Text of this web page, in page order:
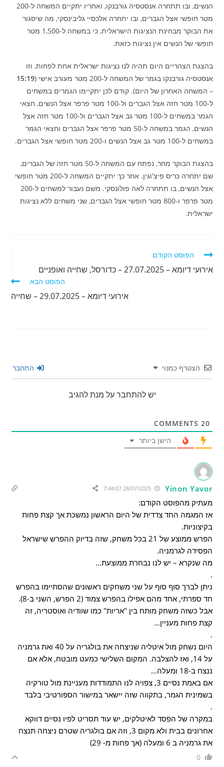
הנשים, ובו תתחרה אנסטסיה גורבנקו, ואחריו יתקיים המשחה ל-200
מטר חופשי אצל הגברים, ובו יתחרה אלכסיי גליבינסקי, מה שיסגור
את הבוקר מבחינת הנציגות הישראלית, כי במשחה ל-1,500 מטר
חופשי של הנשים אין נציגות כזאת.
בהצגת הצהריים היום תהיה לנו נציגות ישראלית אחת לפחות, וזו
אנסטסיה גורבנקו בגמר של המשחה ל-200 מטר מעורב אישי (
15:19
– המשחה האחרון של היום). קודם לכן יתקיימו הגמרים במשחים
ל-100 מטר חזה אצל הגברים ול-100 מטר פרפר אצל הנשים, חצאי
הגמר במשחים ל-100 מטר גב אצל הגברים ול-100 מטר חזה אצל
הנשים, הגמר במשחה ל-50 מטר פרפר אצל הגברים וחצאי הגמר
במשחים ל-100 מטר גב אצל הנשים ו-200 מטר חופשי אצל הגברים.
בהצגת הבוקר מחר, נפתח עם המשחה ל-50 מטר חזה של הגברים,
שם יתחרה כריס פיצ'וגין. אחר כך יתקיים המשחה ל-200 מטר חופשי
אצל הנשים, בו תתחרה לאה פולונסקי. משם נעבור למשחים ל-200
מטר פרפר ו-800 מטר חופשי אצל הגברים, שני משחים ללא נציגות
ישראלית.
לקרוא
נוספים
הפוסט הקודם
אירועי דיומא – 27.07.2025 – כדורסל, שחייה ואופניים
הפוסט הבא
אירועי דיומא – 29.07.2025 – שחייה
הצטרף כמנוי התחבר
יש להתחבר על מנת להגיב
20
הישן ביותר
Yinon Yavor
28/07/2025 7:44:07
מעתיק מהפוסט הקודם:
אז המגמה החד צדדית של היום הראשון נמשכת אך קצת פחות
בקיצוניות.
הפרש ממוצע של 21 בכל משחק, שזה בדיוק ההפרש שישראל
הפסידה לגרמניה.
מה שנקרא – יש לנו נבחרת ממוצעת…
.
ניתן לברך סוף סוף על שני משחקים ראשונים שהסתיימו בהפרש
חד ספרתי, אחד מהם אפילו בהפרש צמוד (2 הפרש, השני ב-8).
אבל כשזה משחק מותח בין "אריות" כמו שוודיה ואוסטריה, זה
קצת פחות מעניין…
.
היום נשחק מול איטליה שניצחה את בולגריה על 40 ואת גרמניה
על 14, ואז להצלבה. המקום השלישי כמעט מובטח, אלא אם
ננצח ב-18 ומעלה…
אם באמת נסיים 3, צפויה לנו התמודדות מעניינת מול טורקיה
בשמינית הגמר, בתקווה שזה יישאר במישור הספורטיבי בלבד
.
במקרה של הפסד לאיטלקים, יש עוד תסריט לפיו נסיים דווקא
אחרונים בבית ולא מקום 3, וזה אם בולגריה שטרם ניצחה תנצח
את גרמניה ב 6 ומעלה (אך פחות מ- 29)
0